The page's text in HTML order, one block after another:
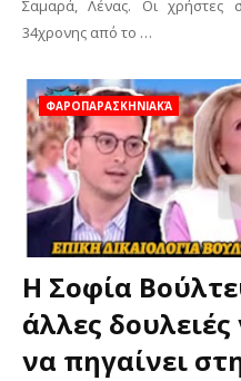
Σαμαρά, Λένας. Οι χρήστες
34χρονης από το …
ΦΑΡΟΠΑΡΑΣΚΗΝΙΑΚΆ
Η Σοφία
άλλες
να πηγαίνει